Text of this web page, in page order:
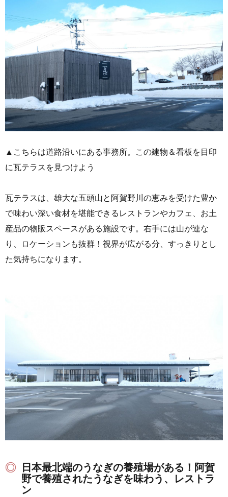
▲こちらは道路沿いにある事務所。この建物＆看板を目印
に瓦テラスを見つけよう
瓦テラスは、雄大な五頭山と阿賀野川の恵みを受けた豊か
で味わい深い食材を堪能できるレストランやカフェ、お土
産品の物販スペースがある施設です。右手には山が連な
り、ロケーションも抜群！視界が広がる分、すっきりとし
た気持ちになります。
日本最北端のうなぎの養殖場がある！阿賀
野で養殖されたうなぎを味わう、レストラ
ン